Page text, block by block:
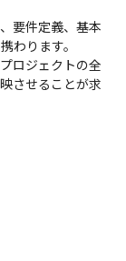
要件定義、基本
わります。
ロジェクトの全
させることが求